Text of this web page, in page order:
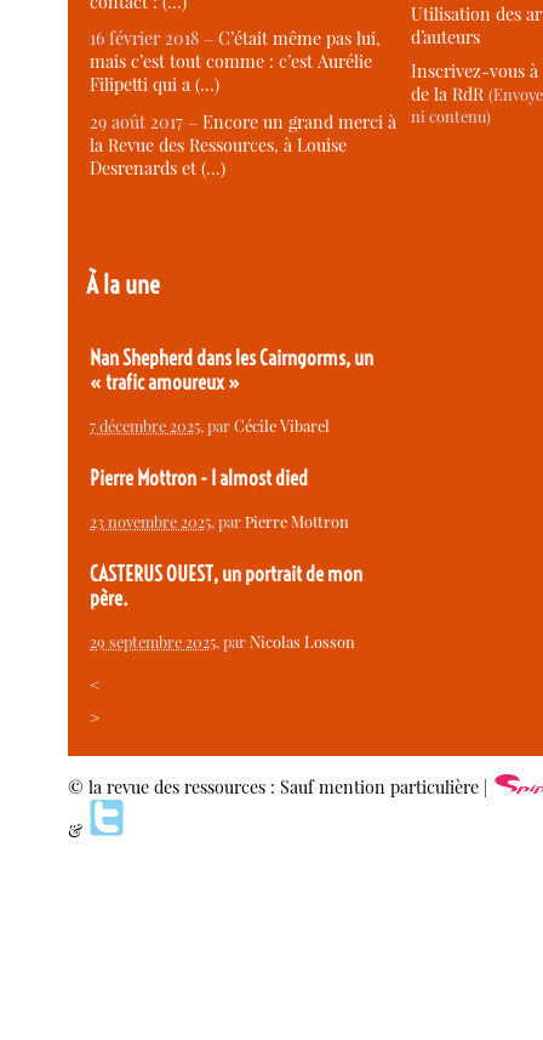
16 février 2018 –C’était même pas lui,
mais c’est tout comme : c’est Aurélie
Filipetti qui a (…)
29 août 2017 –Encore un grand merci à
la Revue des Ressources, à Louise
Desrenards et (…)
À la une
Nan Shepherd dans les Cairngorms, un
« trafic amoureux »
7 décembre 2025, parCécile Vibarel
Pierre Mottron - I almost died
23 novembre 2025, parPierre Mottron
CASTERUS OUEST, un portrait de mon
père.
29 septembre 2025, parNicolas Losson
<
>
Utilisation des
d’auteurs
Inscrivez-vous
de la RdR
ni contenu)
© la revue des ressources : Sauf mention particulière |
&